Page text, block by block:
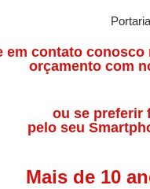
em contato
orçamento com
ou se preferir
pelo seu
Mais de 10